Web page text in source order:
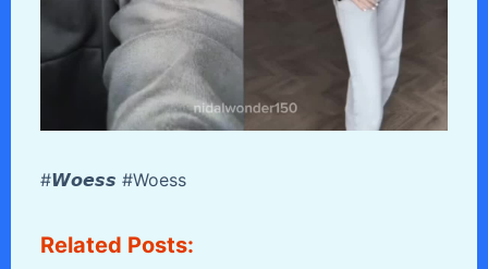
#𝙒𝙤𝙚𝙨𝙨 #Woess
Related Posts: